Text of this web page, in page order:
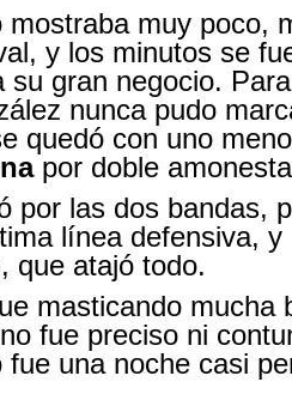
mostraba muy poco,
y los minutos se
su gran negocio.
nunca pudo
quedó con uno
por doble
por las dos bandas,
línea defensiva, y
, que atajó todo.
masticando mucha
fue preciso ni
fue una noche casi